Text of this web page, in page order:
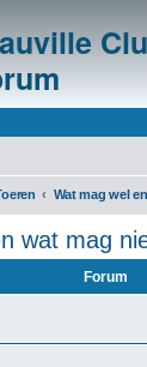
Wat mag wel
wat mag
Forum